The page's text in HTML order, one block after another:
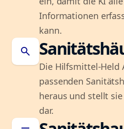
Informationen
kann.
search
Die Hilfsmittel-Held
passenden
heraus und stellt
dar.